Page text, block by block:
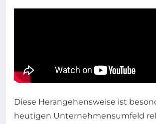
Diese Herangehensweise ist
heutigen Unternehmensumfeld